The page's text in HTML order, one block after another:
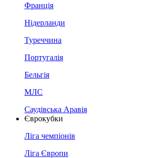
Франція
Нідерланди
Туреччина
Португалія
Бельгія
МЛС
Саудівська Аравія
Єврокубки
Ліга чемпіонів
Ліга Європи